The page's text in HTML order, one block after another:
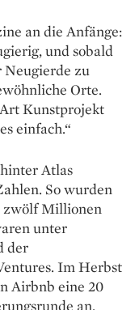
an die Anfänge:
und sobald
Neugierde zu
Orte.
Kunstprojekt
einfach.“
Atlas
So wurden
zwölf Millionen
unter
der
Im Herbst
Airbnb eine 20
an.